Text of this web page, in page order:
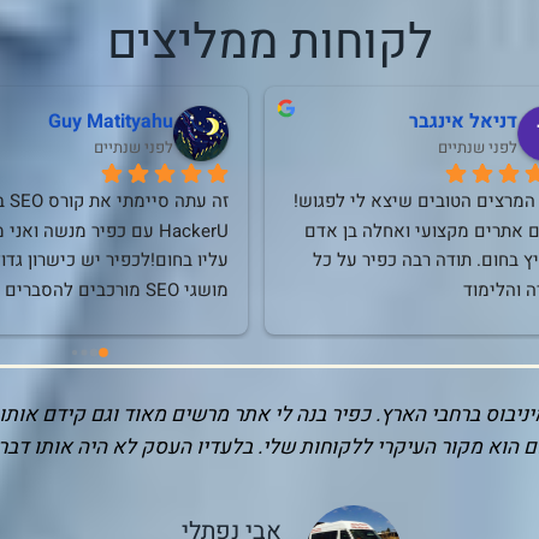
לקוחות ממליצים
דניאל אינגבר
לפני שנתיים
והלימוד
Guy Matityahu
לפני שנתיים
שלי! בתור מישהו שלא מבין יותר מידי בקידום כפיר
איתו אני יודע שיש על מי לסמוך ושהעבודה מתבצעת על
רז ווסרסטין